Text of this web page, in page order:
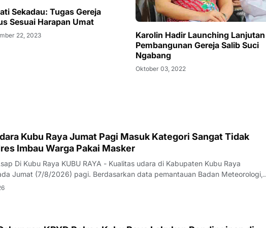
Sekadau: Tugas Gereja
Sesuai Harapan Umat
22, 2023
Karolin Hadir Launching Lanjutan
Pembangunan Gereja Salib Suci
Ngabang
Oktober 03, 2022
Kubu Raya Jumat Pagi Masuk Kategori Sangat Tidak
Imbau Warga Pakai Masker
Di Kubu Raya KUBU RAYA - Kualitas udara di Kabupaten Kubu Raya
Jumat (7/8/2026) pagi. Berdasarkan data pemantauan Badan Meteorologi,
Geofisika (BMKG) yang diakses sekitar pukul 07.00 WIB, konsentrasi